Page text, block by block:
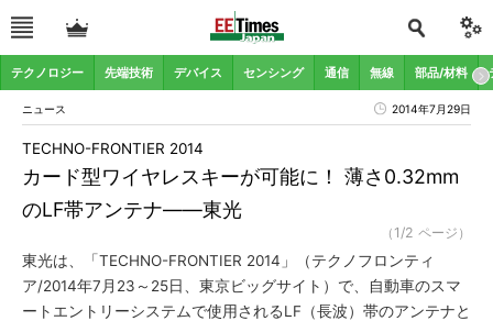
テクノロジー 先端技術 デバイス センシング 通信 無線 部品/材料
ニュース 2014年7月29日
カード型ワイヤレスキーが可能に！ 薄さ0.32mm
のLF帯アンテナ――東光
TECHNO-FRONTIER 2014
（1/2 ページ）
東光は、「TECHNO-FRONTIER 2014」（テクノフロンティ
ア/2014年7月23～25日、東京ビッグサイト）で、自動車のスマ
ートエントリーシステムで使用されるLF（長波）帯のアンテナと